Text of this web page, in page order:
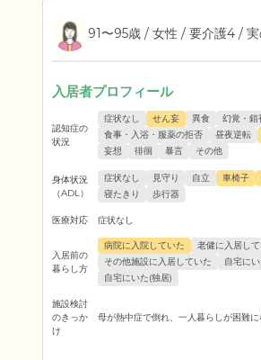
91〜95歳 / 女性 / 要介護4 /
入居者プロフィール
認知症の
状況
症状なし せん妄 異食 幻覚・錯
食事・入浴・服薬の拒否
昼夜逆転
妄想
徘徊 暴言 その他
身体状況
（ADL）
症状なし 見守り 自立 車椅子
寝たきり
歩行器
医療対応 症状なし
入居前の
暮らし方
病院に入院していた
老健に入居し
その他施設に入居していた
自宅に
自宅にいた(独居)
施設検討
のきっか
け
母が熱中症で倒れ、一人暮らしが困難に